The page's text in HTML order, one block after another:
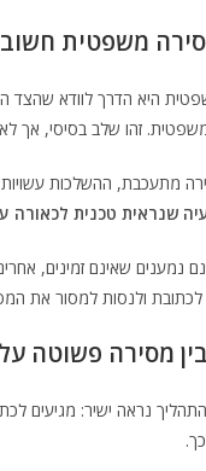
משפטית
היא הדרך לוודא שהצד
זהו שלב בסיסי, אך לא
מתעכבת, ההשלכות עשויות
שנראית טכנית לכאורה
נמענים שאינם זמינים,
ולנסות למסור את
מסירה פשוטה על
נראה ישיר: מגיעים